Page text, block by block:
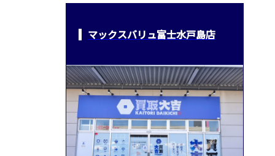
マックスバリュ富士水戸島店